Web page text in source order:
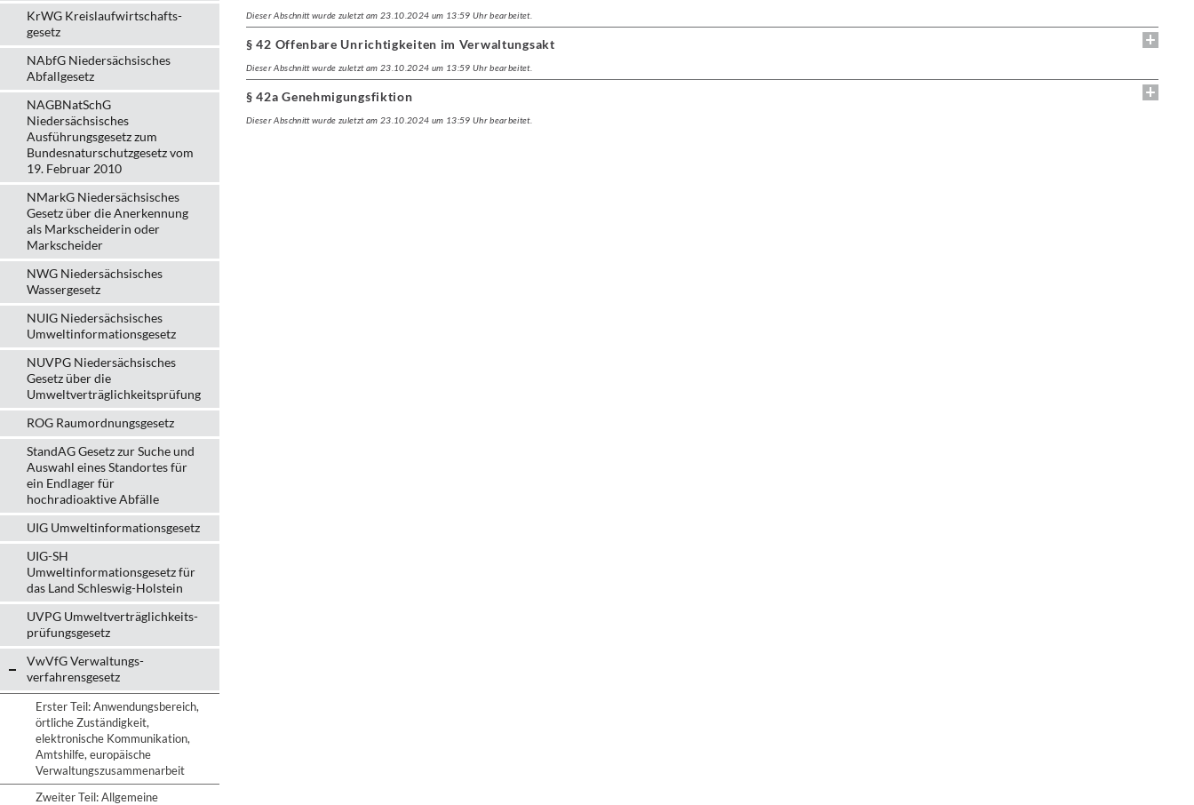
KrWG Kreislaufwirtschafts­
gesetz
NAbfG Niedersächsisches
Abfallgesetz
NAGBNatSchG
Niedersächsisches
Ausführungsgesetz zum
Bundesnaturschutzgesetz vom
19. Februar 2010
NMarkG Niedersächsisches
Gesetz über die Anerkennung
als Markscheiderin oder
Markscheider
NWG Niedersächsisches
Wassergesetz
NUIG Niedersächsisches
Umweltinformationsgesetz
NUVPG Niedersächsisches
Gesetz über die
Umweltverträglichkeitsprüfung
ROG Raumordnungsgesetz
StandAG Gesetz zur Suche und
Auswahl eines Standortes für
ein Endlager für
hochradioaktive Abfälle
UIG Umweltinformationsgesetz
UIG-SH
Umweltinformationsgesetz für
das Land Schleswig-Holstein
UVPG Umweltverträglich­keits­
prüfungs­gesetz
VwVfG Verwaltungs­
verfahrens­gesetz
Erster Teil: Anwendungsbereich,
örtliche Zuständigkeit,
elektronische Kommunikation,
Amtshilfe, europäische
Verwaltungszusammenarbeit
Zweiter Teil: Allgemeine
Dieser Abschnitt wurde zuletzt am 23.10.2024 um 13:59 Uhr bearbeitet.
§ 42 Offenbare Unrichtigkeiten im Verwaltungsakt
Dieser Abschnitt wurde zuletzt am 23.10.2024 um 13:59 Uhr bearbeitet.
§ 42a Genehmigungsfiktion
Dieser Abschnitt wurde zuletzt am 23.10.2024 um 13:59 Uhr bearbeitet.